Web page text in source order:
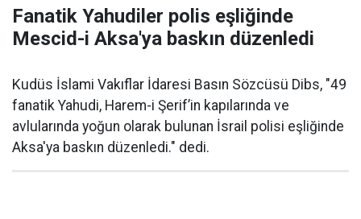
Fanatik Yahudiler polis eşliğinde
Mescid-i Aksa'ya baskın düzenledi
Kudüs İslami Vakıflar İdaresi Basın Sözcüsü Dibs, "49
fanatik Yahudi, Harem-i Şerif’in kapılarında ve
avlularında yoğun olarak bulunan İsrail polisi eşliğinde
Aksa'ya baskın düzenledi." dedi.